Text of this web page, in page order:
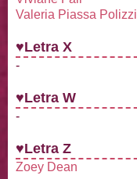
Valeria Piassa Polizzi
♥Letra X
-
♥Letra W
-
♥Letra Z
Zoey Dean